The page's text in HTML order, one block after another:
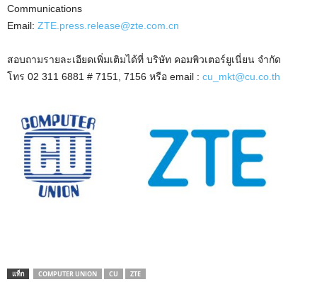
Communications
Email: ZTE.press.release@zte.com.cn
สอบถามรายละเอียดเพิ่มเติมได้ที่ บริษัท คอมพิวเตอร์ยูเนี่ยน จำกัด
โทร 02 311 6881 # 7151, 7156 หรือ email : cu_mkt@cu.co.th
แท็ก COMPUTER UNION CU ZTE